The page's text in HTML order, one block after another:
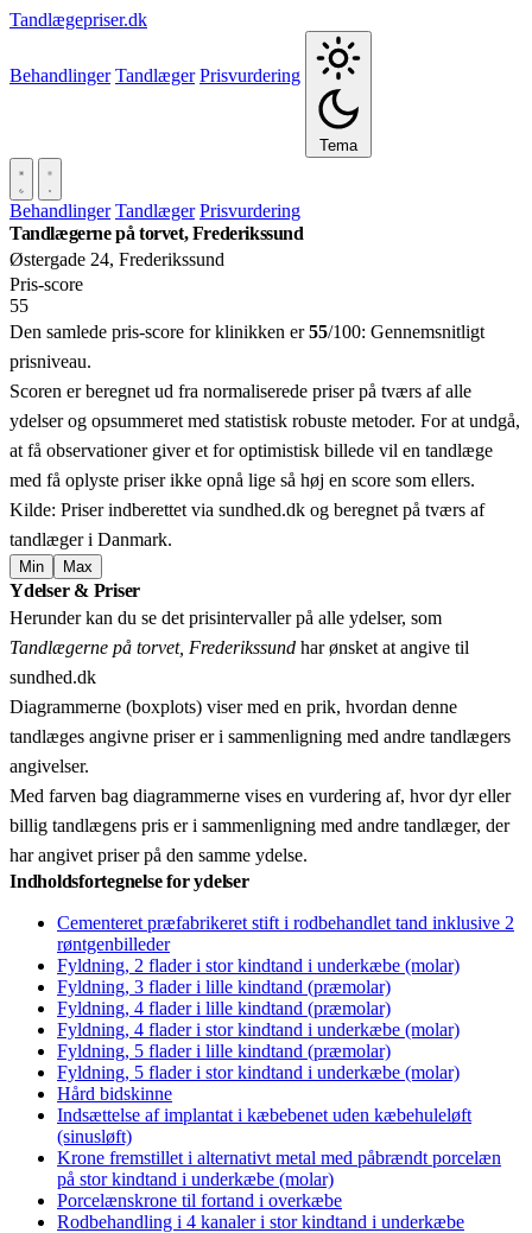
Tandlægepriser.dk
Behandlinger Tandlæger Prisvurdering
Tema
Behandlinger Tandlæger Prisvurdering
Tandlægerne på torvet, Frederikssund
Østergade 24, Frederikssund
Pris‑score
55
Den samlede pris-score for klinikken er55/100: Gennemsnitligt
prisniveau.
Scoren er beregnet ud fra normaliserede priser på tværs af alle
ydelser og opsummeret med statistisk robuste metoder. For at undgå,
at få observationer giver et for optimistisk billede vil en tandlæge
med få oplyste priser ikke opnå lige så høj en score som ellers.
Kilde: Priser indberettet via sundhed.dk og beregnet på tværs af
tandlæger i Danmark.
Min Max
+
−
Ydelser & Priser
Herunder kan du se det prisintervaller på alle ydelser, som
Tandlægerne på torvet, Frederikssund har ønsket at angive til
sundhed.dk
Diagrammerne (boxplots) viser med en prik, hvordan denne
tandlæges angivne priser er i sammenligning med andre tandlægers
angivelser.
Med farven bag diagrammerne vises en vurdering af, hvor dyr eller
billig tandlægens pris er i sammenligning med andre tandlæger, der
har angivet priser på den samme ydelse.
Indholdsfortegnelse for ydelser
Cementeret præfabrikeret stift i rodbehandlet tand inklusive 2
røntgenbilleder
Fyldning, 2 flader i stor kindtand i underkæbe (molar)
Fyldning, 3 flader i lille kindtand (præmolar)
Fyldning, 4 flader i lille kindtand (præmolar)
Fyldning, 4 flader i stor kindtand i underkæbe (molar)
Fyldning, 5 flader i lille kindtand (præmolar)
Fyldning, 5 flader i stor kindtand i underkæbe (molar)
Hård bidskinne
Indsættelse af implantat i kæbebenet uden kæbehuleløft
(sinusløft)
Krone fremstillet i alternativt metal med påbrændt porcelæn
på stor kindtand i underkæbe (molar)
Porcelænskrone til fortand i overkæbe
Rodbehandling i 4 kanaler i stor kindtand i underkæbe